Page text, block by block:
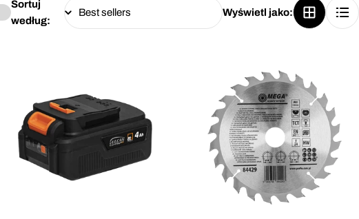
Sortuj
według:
Wyświetl jako: